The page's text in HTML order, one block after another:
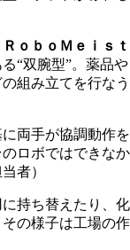
ｏｂｏＭｅｉｓｔ
“双腕型”。薬品や
組み立てを行なう
両手が協調動作を
ロボではできなか
者）
持ち替えたり、化
の様子は工場の作